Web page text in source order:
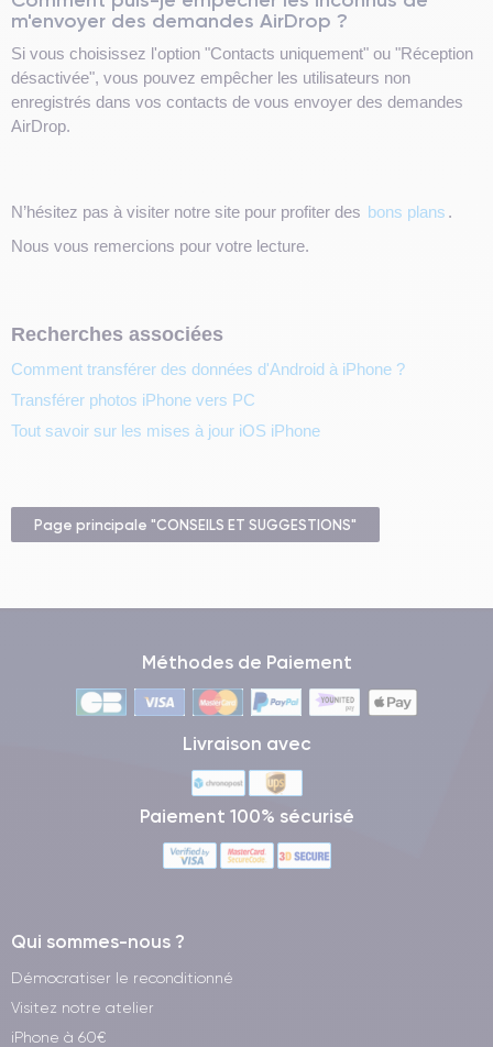
m'envoyer des demandes AirDrop ?
Si vous choisissez l'option "Contacts uniquement" ou "Réception
désactivée", vous pouvez empêcher les utilisateurs non
enregistrés dans vos contacts de vous envoyer des demandes
AirDrop.
N’hésitez pas à visiter notre site pour profiter des bons plans .
Nous vous remercions pour votre lecture.
Recherches associées
Comment transférer des données d'Android à iPhone ?
Transférer photos iPhone vers PC
Tout savoir sur les mises à jour iOS iPhone
Page principale "CONSEILS ET SUGGESTIONS"
Méthodes de Paiement
Livraison avec
Paiement 100% sécurisé
Qui sommes-nous ?
Démocratiser le reconditionné
Visitez notre atelier
iPhone à 60€